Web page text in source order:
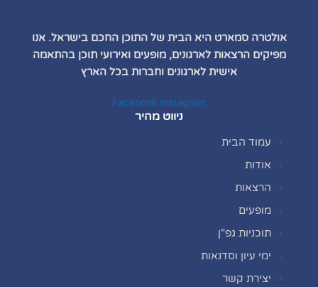
אולטרה סמארט היא הבית של התוכן החכם בישראל. אנו
מפיקים הרצאות לארגונים, מופעים ואירועי תוכן בהתאמה
אישית לארגונים וחברות בכל הארץ
Facebook Instagram
ניווט מהיר
עמוד הבית
אודות
הרצאות
מופעים
תוכניות גפ"ן
ימי עיון וסדנאות
יצירת קשר